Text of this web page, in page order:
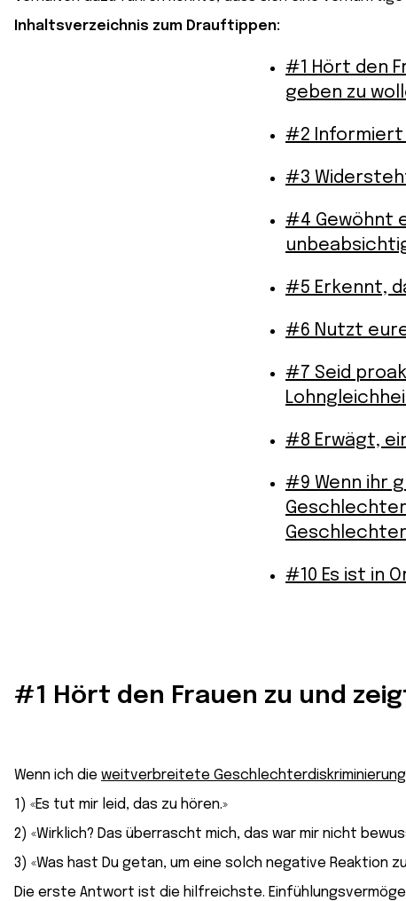
Inhaltsverzeichnis zum Drauftippen:
#1 Hört den
geben zu
#2 Informiert
#3
#4 Gewöhnt
#5 Erkennt,
#6 Nutzt
#7 Seid
#8 Erwägt,
#9 Wenn ihr
#10 Es ist in
#1 Hört den Frauen zu und
Wenn ich die weitverbreitete Geschlechterdiskriminierung
1) «Es tut mir leid, das zu hören.»
2) «Wirklich? Das überrascht mich, das war mir nicht
3) «Was hast Du getan, um eine solch negative Reaktion
Die erste Antwort ist die hilfreichste.